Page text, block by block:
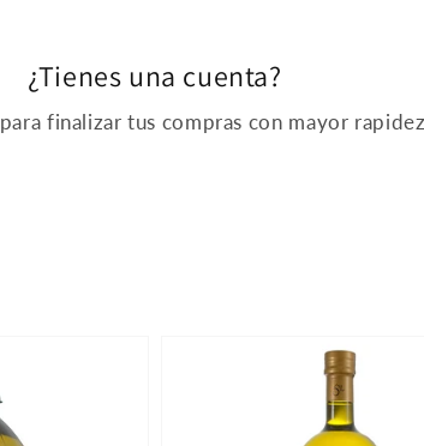
¿Tienes una cuenta?
para finalizar tus compras con mayor